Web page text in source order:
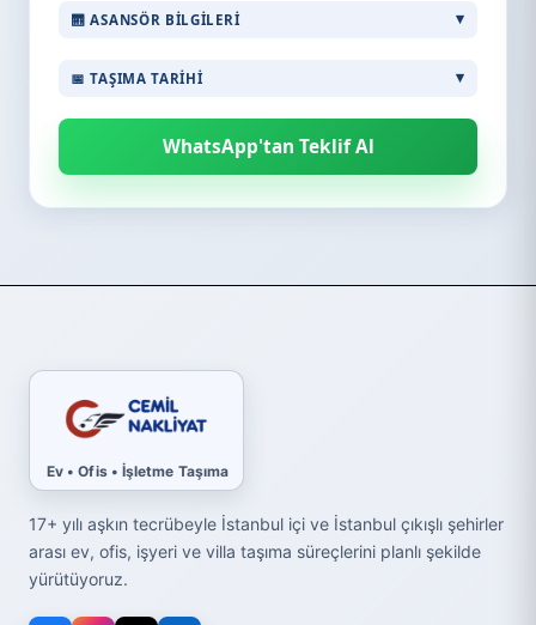
🛗 ASANSÖR BILGILERI
📅 TAŞIMA TARIHI
WhatsApp'tan Teklif Al
Ev • Ofis • İşletme Taşıma
17+ yılı aşkın tecrübeyle İstanbul içi ve İstanbul çıkışlı şehirler
arası ev, ofis, işyeri ve villa taşıma süreçlerini planlı şekilde
yürütüyoruz.